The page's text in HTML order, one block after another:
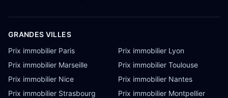
GRANDES VILLES
Prix immobilier Paris
Prix immobilier Lyon
Prix immobilier Marseille
Prix immobilier Toulouse
Prix immobilier Nice
Prix immobilier Nantes
Prix immobilier Strasbourg
Prix immobilier Montpellier